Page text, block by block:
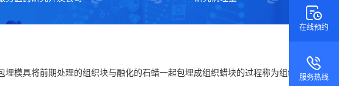
模具将前期处理的组织块与融化的石蜡一起包埋成组织蜡块的过程称为组织
在线预约
服务热线